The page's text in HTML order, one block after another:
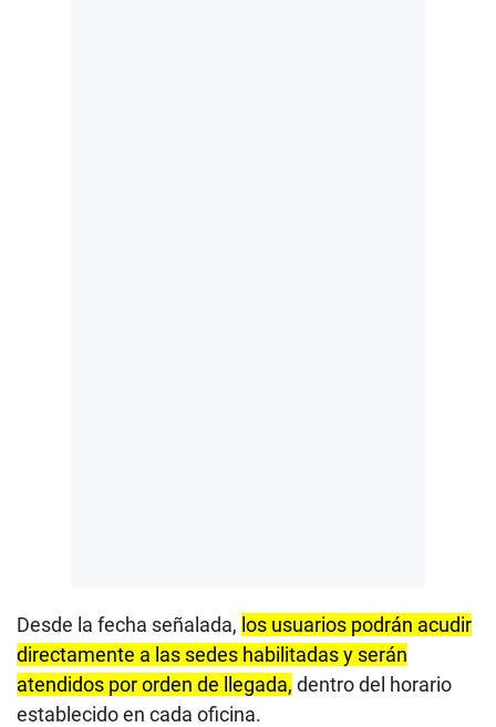
Desde la fecha señalada, los usuarios podrán acudir
directamente a las sedes habilitadas y serán
atendidos por orden de llegada, dentro del horario
establecido en cada oficina.